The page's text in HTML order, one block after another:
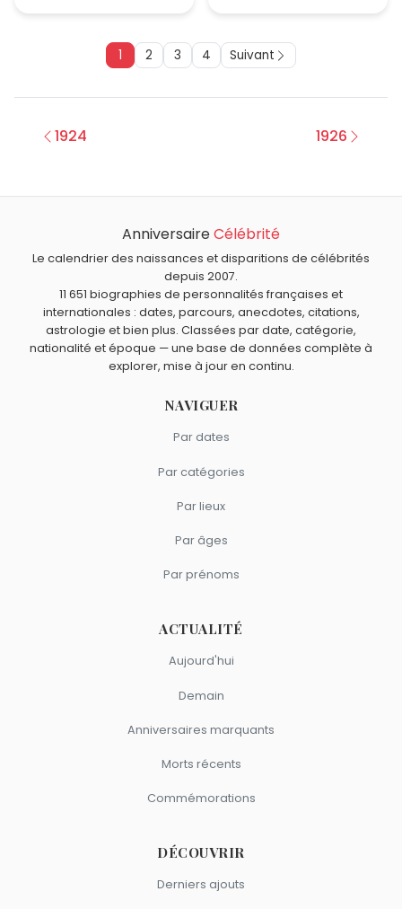
1 2 3 4 Suivant
1924 1926
AnniversaireCélébrité
Le calendrier des naissances et disparitions de célébrités
depuis 2007.
11 651 biographies de personnalités françaises et
internationales : dates, parcours, anecdotes, citations,
astrologie et bien plus. Classées par date, catégorie,
nationalité et époque — une base de données complète à
explorer, mise à jour en continu.
NAVIGUER
Par dates
Par catégories
Par lieux
Par âges
Par prénoms
ACTUALITÉ
Aujourd'hui
Demain
Anniversaires marquants
Morts récents
Commémorations
DÉCOUVRIR
Derniers ajouts